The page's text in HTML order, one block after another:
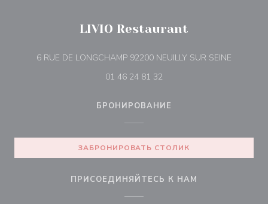
LIVIO Restaurant
6 RUE DE LONGCHAMP 92200 NEUILLY SUR SEINE
01 46 24 81 32
БРОНИРОВАНИЕ
ЗАБРОНИРОВАТЬ СТОЛИК
ПРИСОЕДИНЯЙТЕСЬ К НАМ